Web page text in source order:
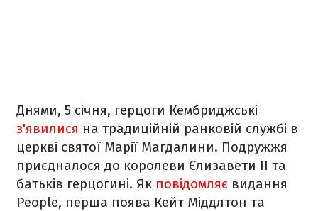
Днями, 5 січня, герцоги Кембриджські
з'явилися на традиційній ранковій службі в
церкві святої Марії Магдалини. Подружжя
приєдналося до королеви Єлизавети ІІ та
батьків герцогині. Як повідомляє видання
People, перша поява Кейт Міддлтон та